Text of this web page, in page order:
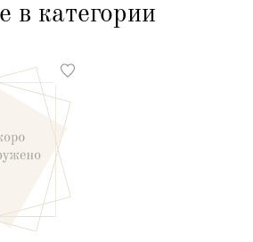
в категории